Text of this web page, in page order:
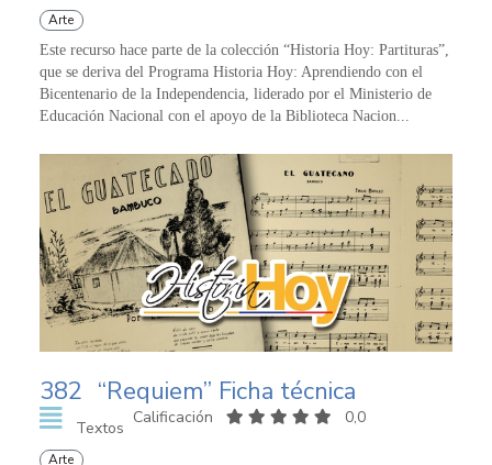
Arte
Este recurso hace parte de la colección “Historia Hoy: Partituras”,
que se deriva del Programa Historia Hoy: Aprendiendo con el
Bicentenario de la Independencia, liderado por el Ministerio de
Educación Nacional con el apoyo de la Biblioteca Nacion...
382 “Requiem” Ficha técnica
Textos
Calificación 0,0
Arte